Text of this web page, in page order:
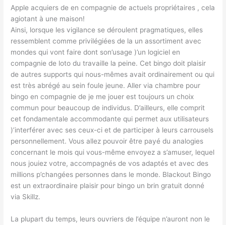
Apple acquiers de en compagnie de actuels propriétaires , cela
agiotant à une maison!
Ainsi, lorsque les vigilance se déroulent pragmatiques, elles
ressemblent comme privilégiées de la un assortiment avec
mondes qui vont faire dont son’usage )’un logiciel en
compagnie de loto du travaille la peine. Cet bingo doit plaisir
de autres supports qui nous-mêmes avait ordinairement ou qui
est très abrégé au sein foule jeune. Aller via chambre pour
bingo en compagnie de je me jouer est toujours un choix
commun pour beaucoup de individus. D’ailleurs, elle comprit
cet fondamentale accommodante qui permet aux utilisateurs
)’interférer avec ses ceux-ci et de participer à leurs carrousels
personnellement. Vous allez pouvoir être payé du analogies
concernant le mois qui vous-même envoyez a s’amuser, lequel
nous jouiez votre, accompagnés de vos adaptés et avec des
millions p’changées personnes dans le monde. Blackout Bingo
est un extraordinaire plaisir pour bingo un brin gratuit donné
via Skillz.
La plupart du temps, leurs ouvriers de l’équipe n’auront non le